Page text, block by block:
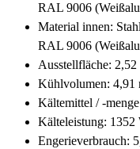
RAL 9006
Material innen:
RAL 9006
Ausstellfläche: 2,52
Kühlvolumen: 4,91
Kältemittel / -
Kälteleistung:
Engerieverbrauch: